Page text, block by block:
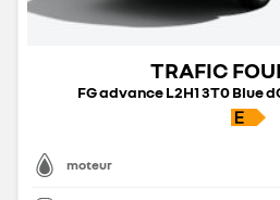
TRAFIC
FG advance L2H1 3T0 Blue
moteur